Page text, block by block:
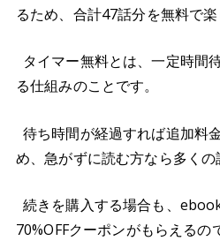
るため、合計47話分を無料で楽
タイマー無料とは、一定時間
る仕組みのことです。
待ち時間が経過すれば追加料
め、急がずに読む方なら多くの
続きを購入する場合も、
70%OFFクーポンがもらえる